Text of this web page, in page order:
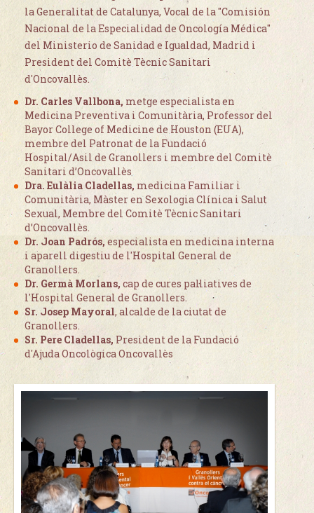
la Generalitat de Catalunya, Vocal de la "Comisión
Nacional de la Especialidad de Oncología Médica"
del Ministerio de Sanidad e Igualdad, Madrid i
President del Comitè Tècnic Sanitari
d'Oncovallès.
Dr. Carles Vallbona, metge especialista en
Medicina Preventiva i Comunitària, Professor del
Bayor College of Medicine de Houston (EUA),
membre del Patronat de la Fundació
Hospital/Asil de Granollers i membre del Comitè
Sanitari d’Oncovallès
Dra. Eulàlia Cladellas, medicina Familiar i
Comunitària, Màster en Sexologia Clínica i Salut
Sexual, Membre del Comitè Tècnic Sanitari
d’Oncovallès.
Dr. Joan Padrós, especialista en medicina interna
i aparell digestiu de l'Hospital General de
Granollers.
Dr. Germà Morlans, cap de cures pal·liatives de
l'Hospital General de Granollers.
Sr. Josep Mayoral, alcalde de la ciutat de
Granollers.
Sr. Pere Cladellas, President de la Fundació
d'Ajuda Oncològica Oncovallès